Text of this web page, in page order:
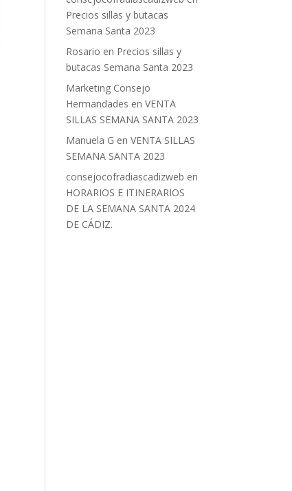
Precios sillas y butacas
Semana Santa 2023
Rosario en Precios sillas y
butacas Semana Santa 2023
Marketing Consejo
Hermandades enVENTA
SILLAS SEMANA SANTA 2023
Manuela G enVENTA SILLAS
SEMANA SANTA 2023
consejocofradiascadizweb en
HORARIOS E ITINERARIOS
DE LA SEMANA SANTA 2024
DE CÁDIZ.